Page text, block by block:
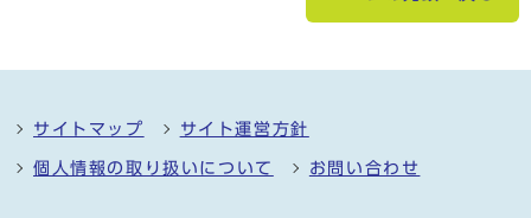
サイトマップ サイト運営方針
個人情報の取り扱いについて お問い合わせ